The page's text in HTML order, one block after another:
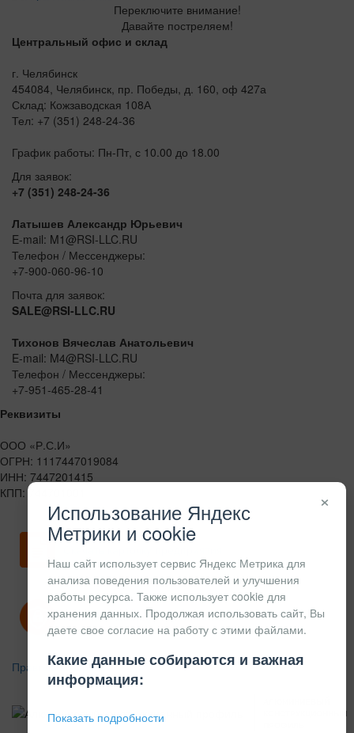
Переключите внимание!
Давайте постреляем!
Центральный офис и склад
г. Челябинск
454084, Челябинск, пр. Победы, д. 160, оф 427а
Склад: Кожзаводская 108А
Тел: +7 (351) 248-24-36
График работы: Пн-Пт, с 10.00 до 18.00
Для заявок:
+7 (351) 248-24-36
Латышев Александр Юрьевич
E-mail: M1@RSI-LLC.RU
Телефон / Мессенджеры:
+7-900-060-96-10
Почта для заявок:
SALE@RSI-LLC.RU
Тихонов Вячеслав Анатольевич
E-mail: M4@RSI-LLC.RU
Телефон / Мессенджеры:
+7-951-465-28-41
Реквизиты
ООО «Р.С.И»
ОГРН: 1117447019084
ИНН: 7447201415
КПП: 744701001
Скачать карточку предприятия
Политика конфиденциальности
Правила возврата
КОНСТРУКЦИОННЫЙ
×
Использование Яндекс
Метрики и cookie
Наш сайт использует сервис Яндекс Метрика для
анализа поведения пользователей и улучшения
работы ресурса. Также использует cookie для
хранения данных. Продолжая использовать сайт, Вы
даете свое согласие на работу с этими файлами.
Какие данные собираются и важная
информация:
Показать подробности